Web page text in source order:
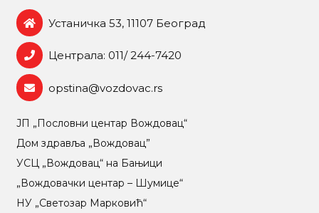
Устаничка 53, 11107 Београд
Централа: 011/ 244-7420
opstina@vozdovac.rs
ЈП „Пословни центар Вождовац“
Дом здравља „Вождовац”
УСЦ „Вождовац“ на Бањици
„Вождовачки центар – Шумице“
НУ „Светозар Марковић“